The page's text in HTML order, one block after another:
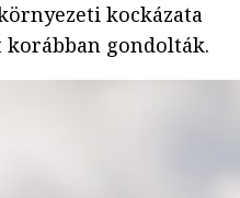
kockázata
gondolták.